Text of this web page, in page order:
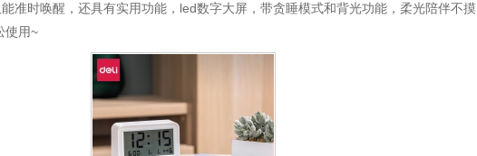
准时唤醒，还具有实用功能，led数字大屏，带贪睡模式和背光功能，柔光陪伴不摸
使用~